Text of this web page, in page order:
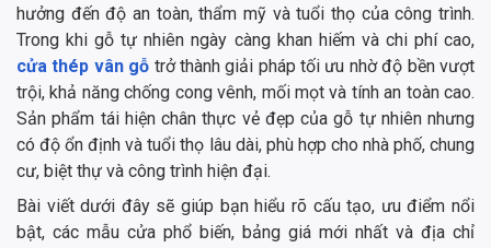
hưởng đến độ an toàn, thẩm mỹ và tuổi thọ của công trình.
Trong khi gỗ tự nhiên ngày càng khan hiếm và chi phí cao,
cửa thép vân gỗ trở thành giải pháp tối ưu nhờ độ bền vượt
trội, khả năng chống cong vênh, mối mọt và tính an toàn cao.
Sản phẩm tái hiện chân thực vẻ đẹp của gỗ tự nhiên nhưng
có độ ổn định và tuổi thọ lâu dài, phù hợp cho nhà phố, chung
cư, biệt thự và công trình hiện đại.
Bài viết dưới đây sẽ giúp bạn hiểu rõ cấu tạo, ưu điểm nổi
bật, các mẫu cửa phổ biến, bảng giá mới nhất và địa chỉ